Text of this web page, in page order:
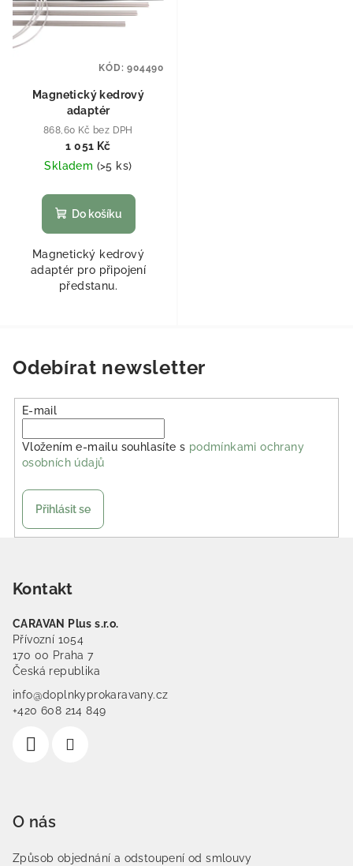
Magnetický kedrový
adaptér
868,60 Kč bez DPH
1 051 Kč
Skladem (>5 ks)
Do košíku
Magnetický kedrový
adaptér pro připojení
předstanu.
KÓD:904490
Odebírat newsletter
E-mail
Vložením e-mailu souhlasíte s podmínkami ochrany
osobních údajů
Přihlásit se
Kontakt
CARAVAN Plus s.r.o.
Přívozní 1054
170 00 Praha 7
Česká republika
info@doplnkyprokaravany.cz
+420 608 214 849
O nás
Způsob objednání a odstoupení od smlouvy